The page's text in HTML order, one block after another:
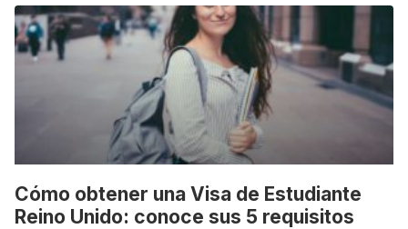
Cómo obtener una Visa de Estudiante
Reino Unido: conoce sus 5 requisitos